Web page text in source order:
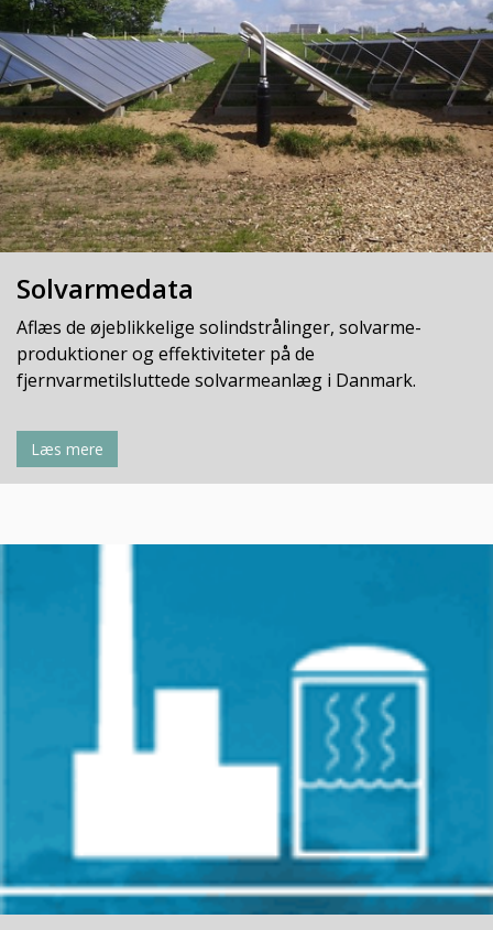
Solvarmedata
Aflæs de øjeblikkelige solindstrålinger, solvarme-
produktioner og effektiviteter på de
fjernvarmetilsluttede solvarmeanlæg i Danmark.
Læs mere